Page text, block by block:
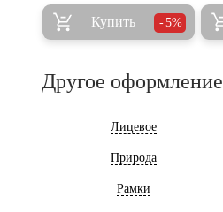
Купить 5%
Другое оформление
Лицевое
Природа
Рамки